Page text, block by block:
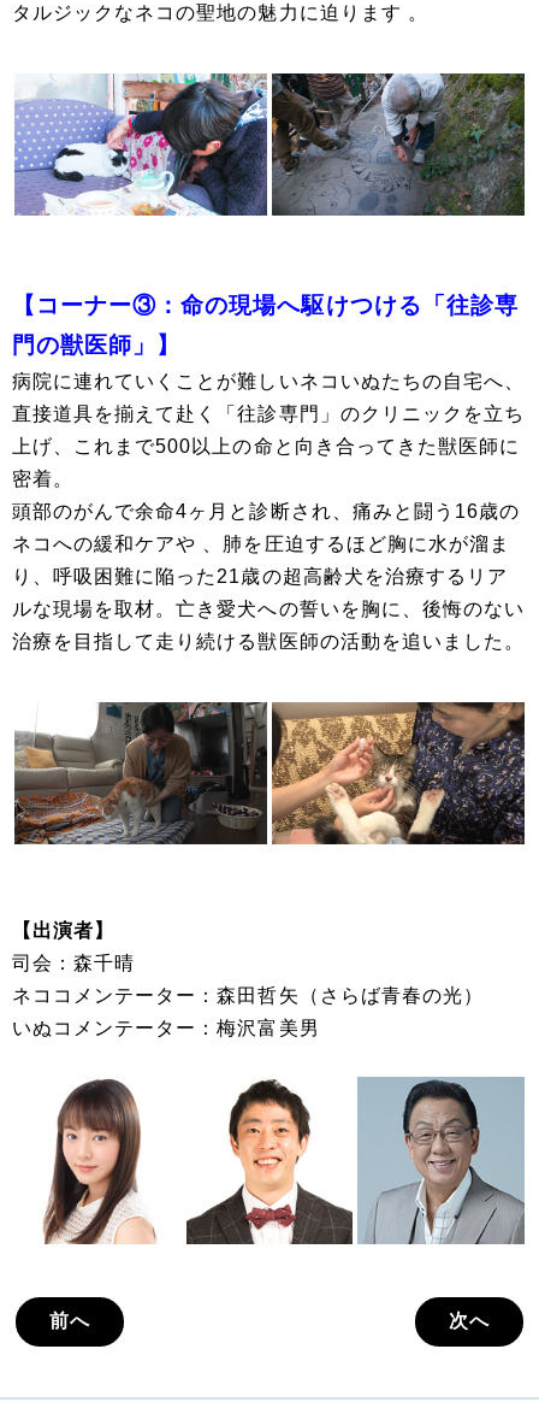
タルジックなネコの聖地の魅力に迫ります 。
【コーナー③：命の現場へ駆けつける「往診専
門の獣医師」】
病院に連れていくことが難しいネコいぬたちの自宅へ、
直接道具を揃えて赴く「往診専門」のクリニックを立ち
上げ、これまで500以上の命と向き合ってきた獣医師に
密着。
頭部のがんで余命4ヶ月と診断され、痛みと闘う16歳の
ネコへの緩和ケアや 、肺を圧迫するほど胸に水が溜ま
り、呼吸困難に陥った21歳の超高齢犬を治療するリア
ルな現場を取材。亡き愛犬への誓いを胸に、後悔のない
治療を目指して走り続ける獣医師の活動を追いました。
【出演者】
司会：森千晴
ネココメンテーター：森田哲矢（さらば青春の光）
いぬコメンテーター：梅沢富美男
前へ 次へ